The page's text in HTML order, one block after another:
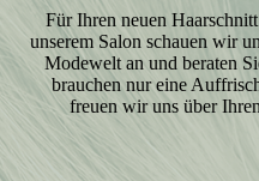
Für Ihren neuen
unserem Salon schauen wir
Modewelt an und beraten
brauchen nur eine
freuen wir uns über